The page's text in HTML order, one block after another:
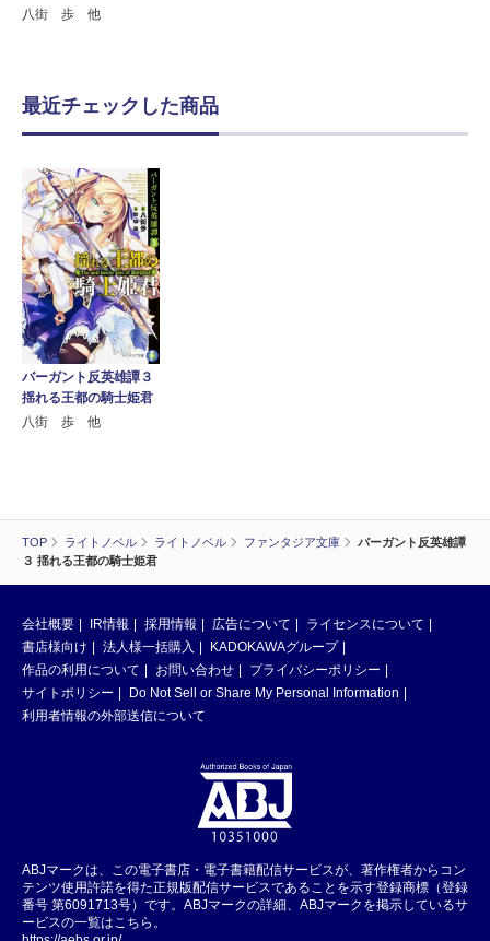
TOP ライトノベル ライトノベル ファンタジア文庫
バーガント反英雄譚
３ 揺れる王都の騎士姫君
八街 歩 他
最近チェックした商品
バーガント反英雄譚３
揺れる王都の騎士姫君
八街 歩 他
会社概要 IR情報 採用情報 広告について
ライセンスについて
書店様向け
法人様一括購入
KADOKAWAグループ
作品の利用について
お問い合わせ
プライバシーポリシー
サイトポリシー
Do Not Sell or Share My Personal Information
利用者情報の外部送信について
ABJマークは、この電子書店・電子書籍配信サービスが、著作権者からコン
テンツ使用許諾を得た正規版配信サービスであることを示す登録商標（登録
番号 第6091713号）です。ABJマークの詳細、ABJマークを掲示しているサ
ービスの一覧はこちら。